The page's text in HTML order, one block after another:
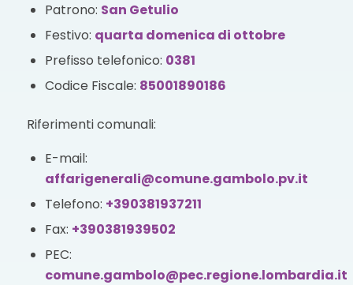
Patrono: San Getulio
Festivo: quarta domenica di ottobre
Prefisso telefonico: 0381
Codice Fiscale: 85001890186
Riferimenti comunali:
E-mail:
affarigenerali@comune.gambolo.pv.it
Telefono: +390381937211
Fax: +390381939502
PEC:
comune.gambolo@pec.regione.lombardia.it